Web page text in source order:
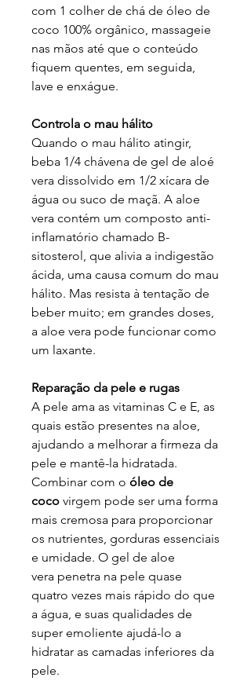
com 1 colher de chá de óleo de
coco 100% orgânico, massageie
nas mãos até que o conteúdo
fiquem quentes, em seguida,
lave e enxágue.
Controla o mau hálito
Quando o mau hálito atingir,
beba 1/4 chávena de gel de aloé
vera dissolvido em 1/2 xícara de
água ou suco de maçã. A aloe
vera contém um composto anti-
inflamatório chamado B-
sitosterol, que alivia a indigestão
ácida, uma causa comum do mau
hálito. Mas resista à tentação de
beber muito; em grandes doses,
a aloe vera pode funcionar como
um laxante.
Reparação da pele e rugas
A pele ama as vitaminas C e E, as
quais estão presentes na aloe,
ajudando a melhorar a firmeza da
pele e mantê-la hidratada.
Combinar com o óleo de
coco virgem pode ser uma forma
mais cremosa para proporcionar
os nutrientes, gorduras essenciais
e umidade. O gel de aloe
vera penetra na pele quase
quatro vezes mais rápido do que
a água, e suas qualidades de
super emoliente ajudá-lo a
hidratar as camadas inferiores da
pele.